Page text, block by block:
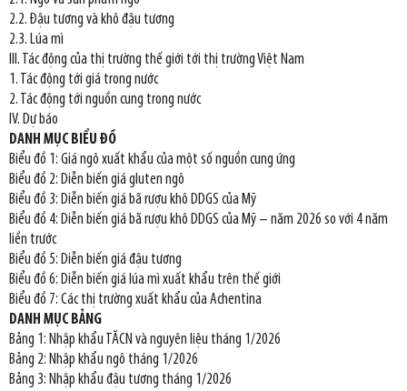
2.2. Đậu tương và khô đậu tương
2.3. Lúa mì
III. Tác động của thị trường thế giới tới thị trường Việt Nam
1. Tác động tới giá trong nước
2. Tác động tới nguồn cung trong nước
IV. Dự báo
DANH MỤC BIỂU ĐỒ
Biểu đồ 1: Giá ngô xuất khẩu của một số nguồn cung ứng
Biểu đồ 2: Diễn biến giá gluten ngô
Biểu đồ 3: Diễn biến giá bã rượu khô DDGS của Mỹ
Biểu đồ 4: Diễn biến giá bã rượu khô DDGS của Mỹ – năm 2026 so với 4 năm
liền trước
Biểu đồ 5: Diễn biến giá đậu tương
Biểu đồ 6: Diễn biến giá lúa mì xuất khẩu trên thế giới
Biểu đồ 7: Các thị trường xuất khẩu của Achentina
DANH MỤC BẢNG
Bảng 1: Nhập khẩu TĂCN và nguyên liệu tháng 1/2026
Bảng 2: Nhập khẩu ngô tháng 1/2026
Bảng 3: Nhập khẩu đậu tương tháng 1/2026